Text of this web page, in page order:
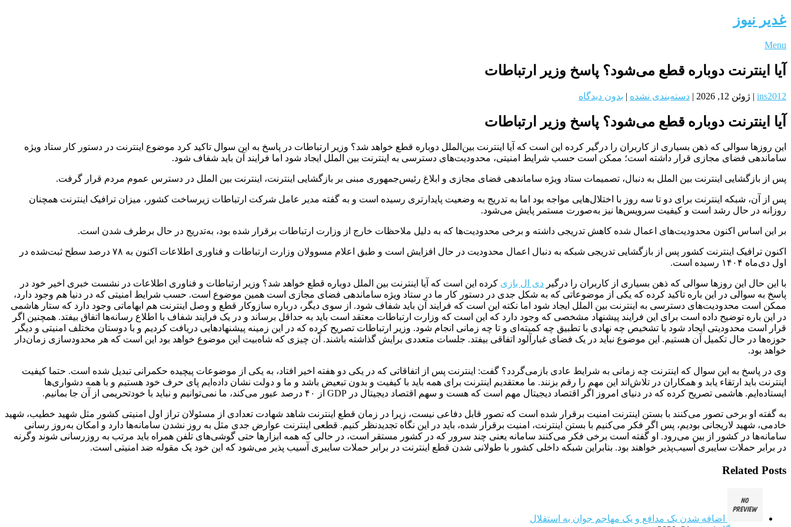
غدیر نیوز
Menu
آیا اینترنت دوباره قطع می‌شود؟ پاسخ وزیر ارتباطات
ins2012
| ژوئن 12, 2026 | دسته‌بندی نشده | بدون دیدگاه
آیا اینترنت دوباره قطع می‌شود؟ پاسخ وزیر ارتباطات
این روزها سوالی که ذهن بسیاری از کاربران را درگیر کرده این است که آیا اینترنت بین‌الملل دوباره قطع خواهد شد؟ وزیر ارتباطات در پاسخ به این سوال تاکید کرد موضوع اینترنت در دستور کار ستاد ویژه
ساماندهی فضای مجازی قرار داشته است؛ ممکن است حسب شرایط امنیتی، محدودیت‌های دسترسی به اینترنت بین الملل ایجاد شود اما فرایند آن باید شفاف شود.
پس از بازگشایی اینترنت بین الملل به دنبال، تصمیمات ستاد ویژه ساماندهی فضای مجازی و ابلاغ رئیس‌جمهوری مبنی بر بازگشایی اینترنت، اینترنت بین الملل در دسترس عموم مردم قرار گرفت.
پس از آن، شبکه اینترنت برای دو تا سه روز با اختلال‌هایی مواجه بود اما به تدریج به وضعیت پایدارتری رسیده است و به گفته مدیر عامل شرکت ارتباطات زیرساخت کشور، میزان ترافیک اینترنت همچنان
روزانه در حال رشد است و کیفیت سرویس‌ها نیز به‌صورت مستمر پایش می‌شود.
بر این اساس اکنون محدودیت‌های اعمال‌ شده کاهش تدریجی داشته و برخی محدودیت‌ها که به دلیل ملاحظات خارج از وزارت ارتباطات برقرار شده بود، به‌تدریج در حال برطرف شدن است.
اکنون ترافیک اینترنت کشور پس از بازگشایی تدریجی شبکه به دنبال اعمال محدودیت در حال افزایش است و طبق اعلام مسوولان وزارت ارتباطات و فناوری اطلاعات اکنون به ۷۸ درصد سطح ثبت‌شده در
اول دی‌ماه ۱۴۰۴ رسیده است.
با این حال این روزها سوالی که ذهن بسیاری از کاربران را درگیر دی ال بازی کرده این است که آیا اینترنت بین الملل دوباره قطع خواهد شد؟ وزیر ارتباطات و فناوری اطلاعات در نشست خبری اخیر خود در
پاسخ به سوالی در این باره تاکید کرده که یکی از موضوعاتی که به شکل جدی در دستور کار ما در ستاد ویژه ساماندهی فضای مجازی است همین موضوع است. حسب شرایط امنیتی که در دنیا هم وجود دارد،
ممکن است محدودیت‌های دسترسی به اینترنت بین الملل ایجاد شود اما نکته این است که فرایند آن باید شفاف شود. از سوی دیگر، درباره سازوکار قطع و وصل اینترنت هم ابهاماتی وجود دارد که ستار هاشمی
در این باره توضیح داده است برای این فرایند پیشنهاد مشخصی که وجود دارد که این است که وزارت ارتباطات معتقد است باید به حداقل برساند و در یک فرایند شفاف با اطلاع رسانه‌ها اتفاق بیفتد. همچنین اگر
قرار است محدودیتی ایجاد شود با تشخیص چه نهادی با تطبیق چه کمیته‌ای و تا چه زمانی انجام شود. وزیر ارتباطات تصریح کرده که در این زمینه پیشنهادهایی دریافت کردیم و با دوستان مختلف امنیتی و دیگر
حوزه‌ها در حال تکمیل آن هستیم. این موضوع نباید در یک فضای غبارآلود اتفاقی بیفتد. جلسات متعددی برایش گذاشته باشند. آن چیزی که شاه‌بیت این موضوع خواهد بود این است که هر محدودسازی زمان‌دار
خواهد بود.
وی در پاسخ به این سوال که اینترنت چه زمانی به شرایط عادی بازمی‌گردد؟ گفت: اینترنت پس از اتفاقاتی که در یکی دو هفته اخیر افتاد، به یکی از موضوعات پیچیده حکمرانی تبدیل شده است. حتما کیفیت
اینترنت باید ارتقاء یابد و همکاران در تلاش‌اند این مهم را رقم بزنند. ما معتقدیم اینترنت برای همه باید با کیفیت و بدون تبعیض باشد و ما و دولت نشان داده‌ایم پای حرف خود هستیم و با همه دشواری‌ها
ایستاده‌ایم. هاشمی تصریح کرده که در دنیای امروز اگر اقتصاد دیجیتال مهم است که هست و سهم اقتصاد دیجیتال در GDP از ۴۰ درصد عبور می‌کند، ما نمی‌توانیم و نباید با خودتحریمی از آن جا بمانیم.
به گفته او برخی تصور می‌کنند با بستن اینترنت امنیت برقرار شده است که تصور قابل دفاعی نیست، زیرا در زمان قطع اینترنت شاهد شهادت تعدادی از مسئولان تراز اول امنیتی کشور مثل شهید خطیب، شهید
خادمی، شهید لاریجانی بودیم، پس اگر فکر می‌کنیم با بستن اینترنت، امنیت برقرار شده، باید در این نگاه تجدیدنظر کنیم. قطعی اینترنت عوارض جدی مثل به روز نشدن سامانه‌ها دارد و امکان به‌روز رسانی
سامانه‌ها در کشور از بین می‌رود. او گفته است برخی فکر می‌کنند سامانه یعنی چند سرور که در کشور مستقر است، در حالی که همه ابزارها حتی گوشی‌های تلفن همراه باید مرتب به روزرسانی شوند وگرنه
در برابر حملات سایبری آسیب‌پذیر خواهند بود. بنابراین شبکه داخلی کشور با طولانی شدن قطع اینترنت در برابر حملات سایبری آسیب پذیر می‌شود که این خود یک مقوله ضد امنیتی است.
Related Posts
اضافه شدن یک مدافع و یک مهاجم جوان به استقلال